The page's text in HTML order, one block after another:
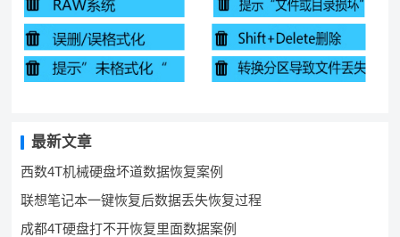
最新文章
西数4T机械硬盘坏道数据恢复案例
联想笔记本一键恢复后数据丢失恢复过程
成都4T硬盘打不开恢复里面数据案例